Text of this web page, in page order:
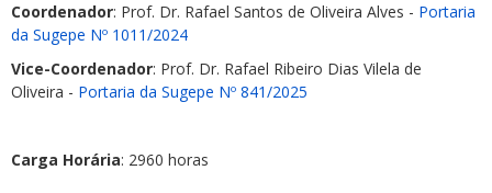
Coordenador: Prof. Dr. Rafael Santos de Oliveira Alves - Portaria
da Sugepe Nº 1011/2024
Vice-Coordenador: Prof. Dr. Rafael Ribeiro Dias Vilela de
Oliveira - Portaria da Sugepe Nº 841/2025
Carga Horária: 2960 horas